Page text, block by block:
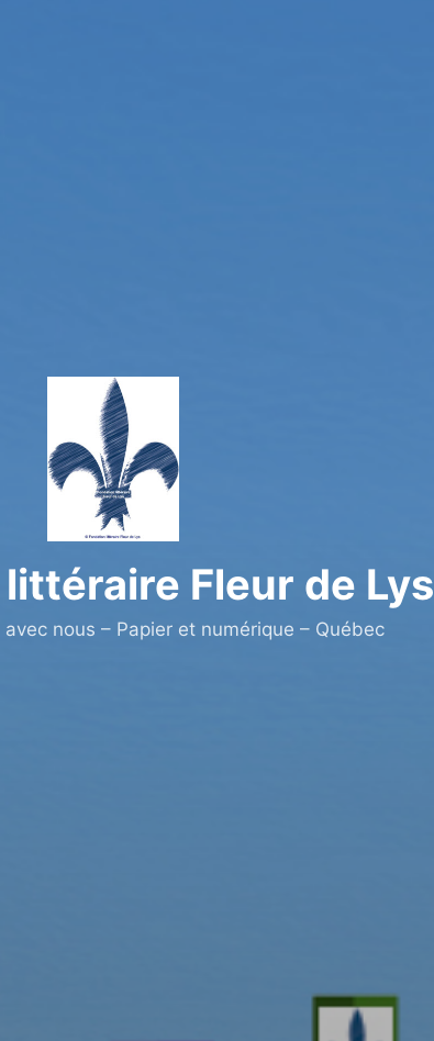
Fleur de Lys
nous – Papier et numérique – Québec